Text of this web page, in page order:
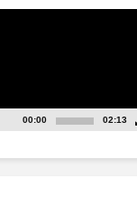
00:00 02:13